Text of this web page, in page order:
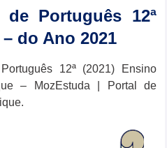
Português 12ª
do Ano 2021
12ª (2021) Ensino
– MozEstuda | Portal de